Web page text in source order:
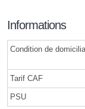
Informations
Condition de
Tarif CAF
PSU